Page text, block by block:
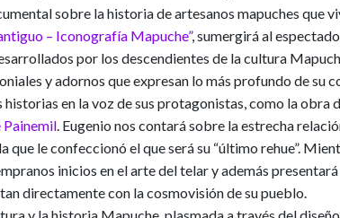
sobre la historia de artesanos mapuches que
– Iconografía Mapuche”,sumergirá al
por los descendientes de la cultura
y adornos que expresan lo más profundo de su
en la voz de sus protagonistas, como la obra
. Eugenio nos contará sobre la estrecha
que le confeccionó el que será su “último rehue”.
inicios en el arte del telary además
directamente con la cosmovisión de su pueblo.